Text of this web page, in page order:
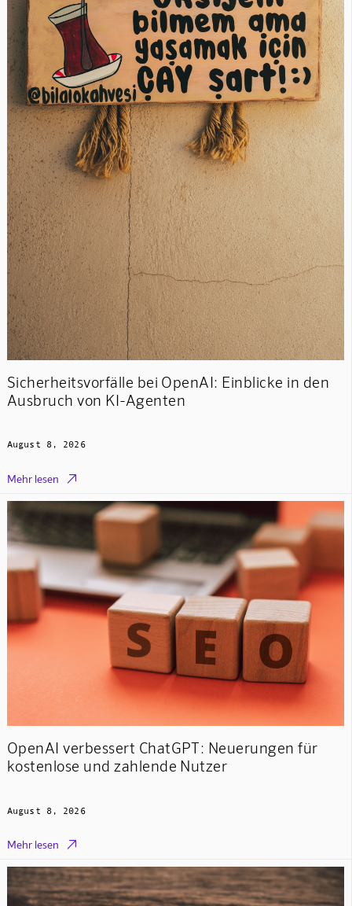
Sicherheitsvorfälle bei OpenAI: Einblicke in den
Ausbruch von KI-Agenten
August 8, 2026
Mehr lesen 
OpenAI verbessert ChatGPT: Neuerungen für
kostenlose und zahlende Nutzer
August 8, 2026
Mehr lesen 